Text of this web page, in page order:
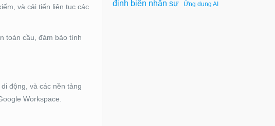
và cải tiến liên tục các
toàn cầu, đảm bảo tính
động, và các nền tảng
Workspace.
định biên nhân sự Ứng dụng AI